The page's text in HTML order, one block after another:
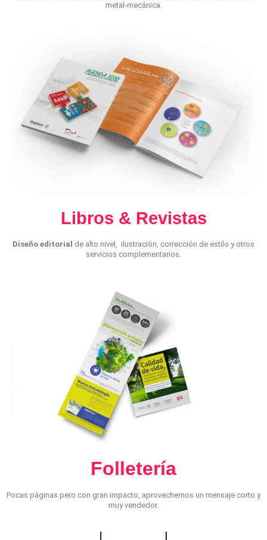
metal-mecánica.
Libros & Revistas
Diseño editorial de alto nivel, ilustración, corrección de estilo y otros
servicios complementarios.
Folletería
Pocas páginas pero con gran impacto, aprovechemos un mensaje corto y
muy vendedor.